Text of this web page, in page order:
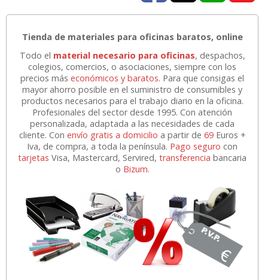
Tienda de materiales para oficinas baratos, online
Todo el material necesario para oficinas, despachos,
colegios, comercios, o asociaciones, siempre con los
precios máseconómicos y baratos. Para que consigas el
mayor ahorro posible en el suministro de consumibles y
productos necesarios para el trabajo diario en la oficina.
Profesionales del sector desde 1995. Con atención
personalizada, adaptada a las necesidades de cada
cliente. Con envío gratis a domicilio a partir de 69Euros +
Iva, de compra, a toda la península. Pago seguro con
tarjetas Visa, Mastercard, Servired,transferencia bancaria
o Bizum.